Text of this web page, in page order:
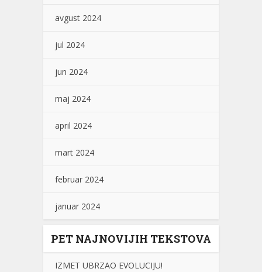
avgust 2024
jul 2024
jun 2024
maj 2024
april 2024
mart 2024
februar 2024
januar 2024
PET NAJNOVIJIH TEKSTOVA
IZMET UBRZAO EVOLUCIJU!